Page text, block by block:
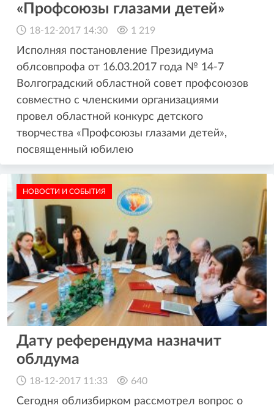
«Профсоюзы глазами детей»
18-12-2017 14:30 1 219
Исполняя постановление Президиума
облсовпрофа от 16.03.2017 года № 14-7
Волгоградский областной совет профсоюзов
совместно с членскими организациями
провел областной конкурс детского
творчества «Профсоюзы глазами детей»,
посвященный юбилею
НОВОСТИ И СОБЫТИЯ
Дату референдума назначит
облдума
18-12-2017 11:33 640
Сегодня облизбирком рассмотрел вопрос о